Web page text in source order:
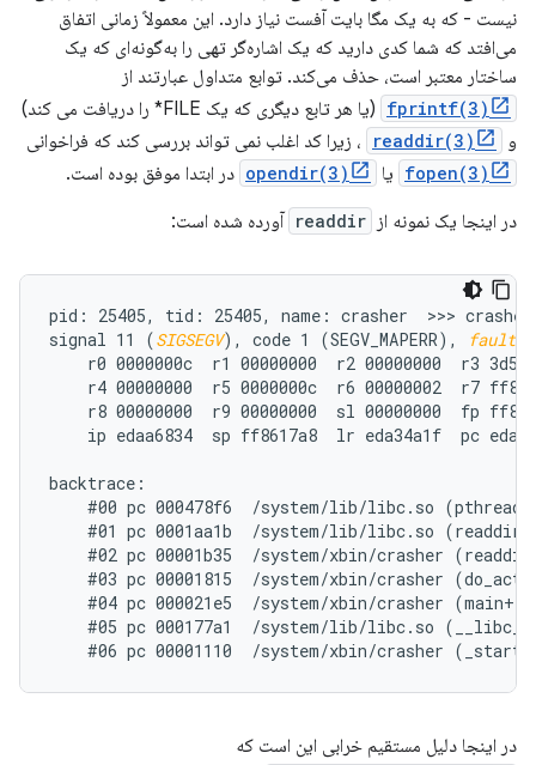
نیست - که به یک مگا بایت آفست نیاز دارد. این معمولاً زمانی اتفاق
می‌افتد که شما کدی دارید که یک اشاره‌گر تهی را به‌گونه‌ای که یک
ساختار معتبر است، حذف می‌کند. توابع متداول عبارتند از
fprintf(3)
(یا هر تابع دیگری که یک FILE* را دریافت می کند)
و
readdir(3) ، زیرا کد اغلب نمی تواند بررسی کند که فراخوانی
fopen(3) یا opendir(3) در ابتدا موفق بوده است.
در اینجا یک نمونه از readdir آورده شده است:
pid: 25405, tid: 25405, name: crasher  >>> crasher
signal 11 (SIGSEGV), code 1 (SEGV_MAPERR),
fault
r0 0000000c  r1 00000000  r2 00000000  r3
r4 00000000  r5 0000000c  r6 00000002  r7
r8 00000000  r9 00000000  sl 00000000  fp
ip edaa6834  sp ff8617a8  lr eda34a1f  pc
backtrace:
#00 pc 000478f6  /system/lib/libc.so
#01 pc 0001aa1b  /system/lib/libc.so
#02 pc 00001b35  /system/xbin/crasher
#03 pc 00001815  /system/xbin/crasher
#04 pc 000021e5  /system/xbin/crasher
#05 pc 000177a1  /system/lib/libc.so
در اینجا دلیل مستقیم خرابی این است که